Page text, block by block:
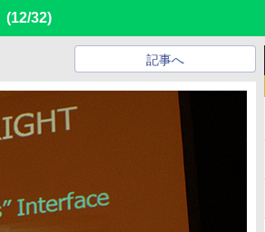
(12/32)
記事へ